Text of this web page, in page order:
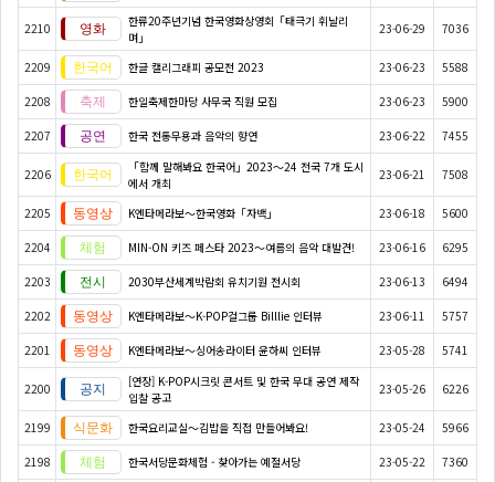
2210
한류20주년기념 한국영화상영회「태극기 휘날리
며」
23-06-29 7036
2209 한글 캘리그래피 공모전 2023 23-06-23 5588
2208 한일축제한마당 사무국 직원 모집 23-06-23 5900
2207 한국 전통무용과 음악의 향연 23-06-22 7455
2206
「함께 말해봐요 한국어」2023～24 전국 7개 도시
에서 개최
23-06-21 7508
2205 K엔타메라보～한국영화「자백」 23-06-18 5600
2204 MIN-ON 키즈 페스타 2023～여름의 음악 대발견! 23-06-16 6295
2203 2030부산세계박람회 유치기원 전시회 23-06-13 6494
2202 K엔타메라보～K-POP걸그룹 Billlie 인터뷰 23-06-11 5757
2201 K엔타메라보～싱어송라이터 윤하씨 인터뷰 23-05-28 5741
2200
[연장] K-POP시크릿 콘서트 및 한국 무대 공연 제작
입찰 공고
23-05-26 6226
2199 한국요리교실〜김밥을 직접 만들어봐요! 23-05-24 5966
2198 한국서당문화체험 - 찾아가는 예절서당 23-05-22 7360